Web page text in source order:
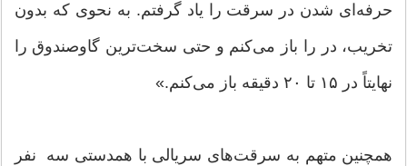
حرفه‌ای شدن در سرقت را یاد گرفتم. به نحوی که بدون
تخریب، در را باز می‌کنم و حتی سخت‌ترین گاوصندوق را
نهایتاً در ۱۵ تا ۲۰ دقیقه باز می‌کنم.»
همچنین متهم به سرقت‌های سریالی با همدستی سه نفر